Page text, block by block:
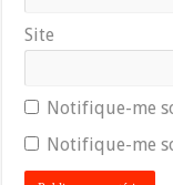
Site
Notifique-me
Notifique-me